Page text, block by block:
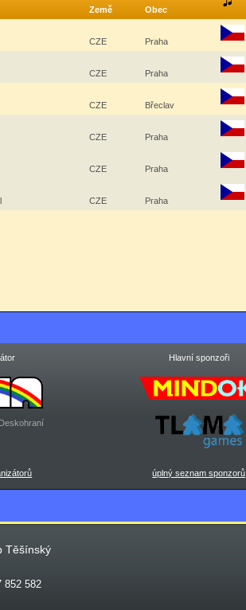
Země Obec
CZE Praha
CZE Praha
CZE Břeclav
CZE Praha
CZE Praha
CZE Praha
Hlavní sponzoři
úplný seznam sponzorů
Těšínský
852 582